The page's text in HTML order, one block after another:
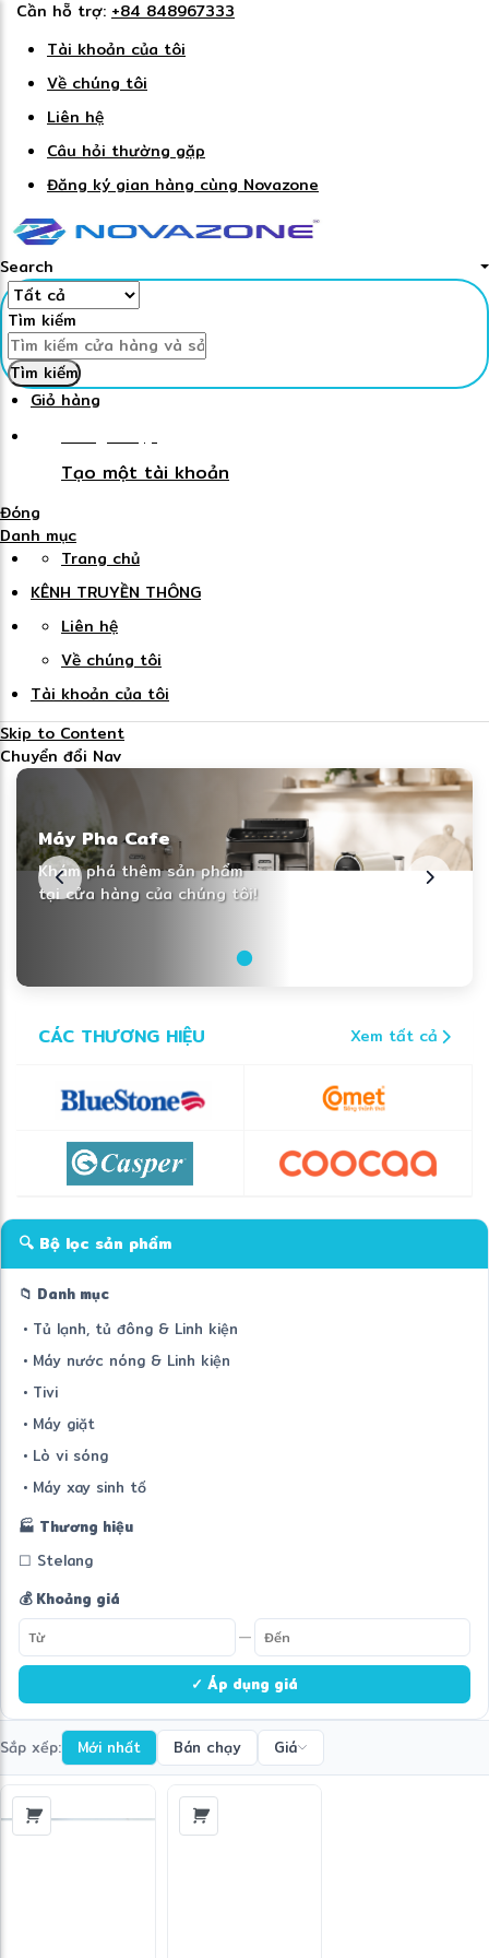
Cần hỗ trợ: +84 848967333
Tài khoản của tôi
Về chúng tôi
Liên hệ
Câu hỏi thường gặp
Đăng ký gian hàng cùng Novazone
Search
Tìm kiếm
Tìm kiếm
Giỏ hàng
Đăng nhập
Tạo một tài khoản
Đóng
Danh mục
Trang chủ
KÊNH TRUYỀN THÔNG
Liên hệ
Về chúng tôi
Tài khoản của tôi
Skip to Content
Chuyển đổi Nav
Máy Pha Cafe
Khám phá thêm sản phẩm
tại cửa hàng của chúng tôi!
CÁC THƯƠNG HIỆU Xem tất cả
🔍 Bộ lọc sản phẩm
📁 Danh mục
• Tủ lạnh, tủ đông & Linh kiện
• Máy nước nóng & Linh kiện
• Tivi
• Máy giặt
• Lò vi sóng
• Máy xay sinh tố
🏭 Thương hiệu
☐ Stelang
💰 Khoảng giá
—
✓ Áp dụng giá
Sắp xếp: Mới nhất Bán chạy Giá